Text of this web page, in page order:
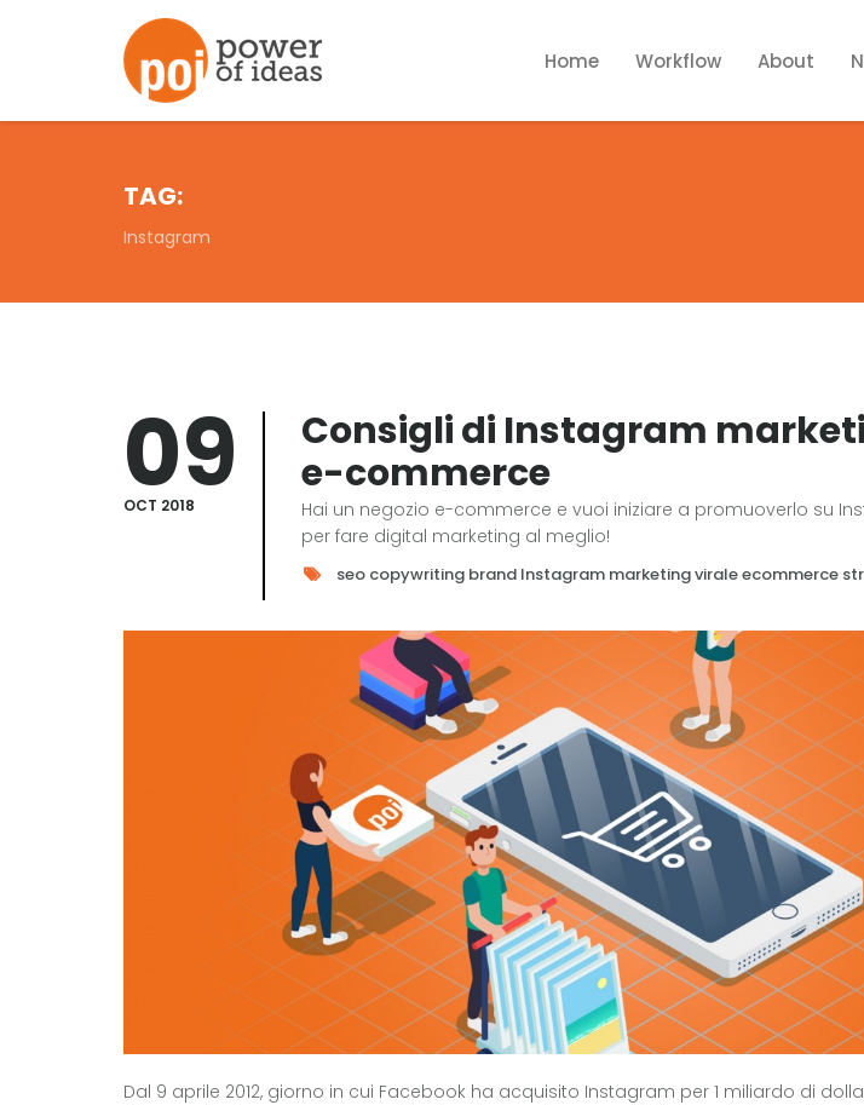
Home Workflow About
TAG:
Instagram
09
OCT 2018
Consigli di Instagram
e-commerce
Hai un negozio e-commerce e vuoi iniziare a promuoverlo su
per fare digital marketing al meglio!
seo copywriting brand Instagram marketing viraleecommerce
Dal 9 aprile 2012, giorno in cui Facebook ha acquisito Instagram per 1 miliardo di